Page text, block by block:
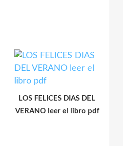
LOS FELICES DIAS DEL
VERANO leer el libro pdf